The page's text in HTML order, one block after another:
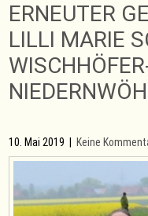
ERNEUTER
LILLI MARIE
10. Mai 2019 Keine